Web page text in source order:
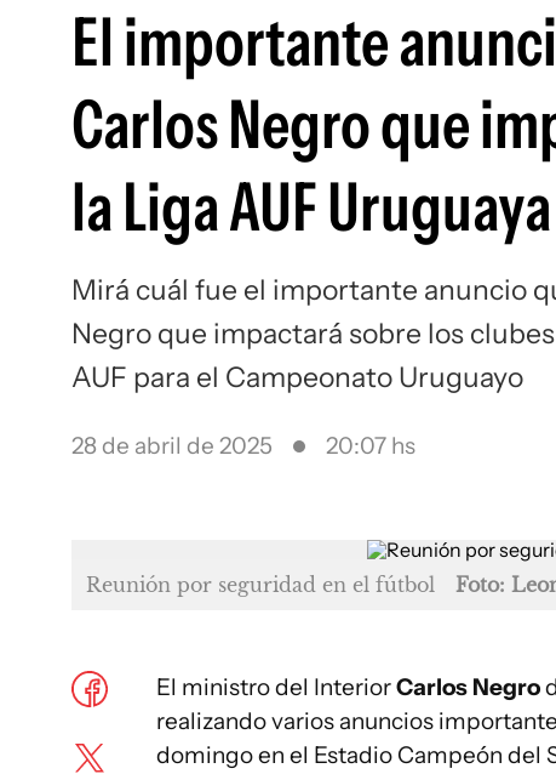
El importante
Carlos Negro que
la Liga AUF Uruguaya
Mirá cuál fue el importante anuncio
Negro que impactará sobre los
AUF para el Campeonato Uruguayo
28 de abril de 2025 20:07 hs
Reunión por seguridad en el fútbol Foto:
El ministro del InteriorCarlos Negro
realizando varios anuncios
domingo en el Estadio Campeón del